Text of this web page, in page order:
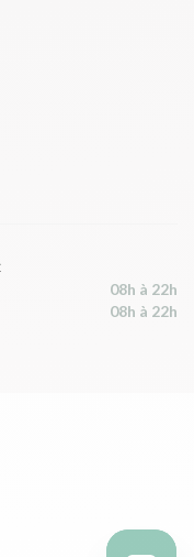
08h à 22h
08h à 22h